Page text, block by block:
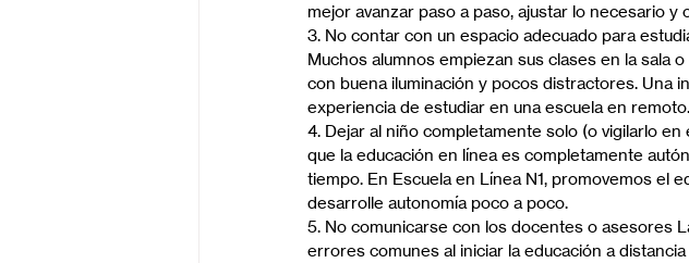
mejor avanzar paso a paso, ajustar lo necesario y
3. No contar con un espacio adecuado para
Muchos alumnos empiezan sus clases en la sala
con buena iluminación y pocos distractores. Una
experiencia de estudiar en una escuela en remoto.
4. Dejar al niño completamente solo (o vigilarlo
que la educación en línea es completamente
tiempo. En Escuela en Línea N1, promovemos el
desarrolle autonomía poco a poco.
5. No comunicarse con los docentes o asesores
errores comunes al iniciar la educación a